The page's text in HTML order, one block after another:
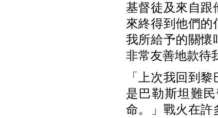
基督徒及來自跟
來終得到他們的
我所給予的關懷
非常友善地款待
「上次我回到
是巴勒斯坦難
命。」戰火在許